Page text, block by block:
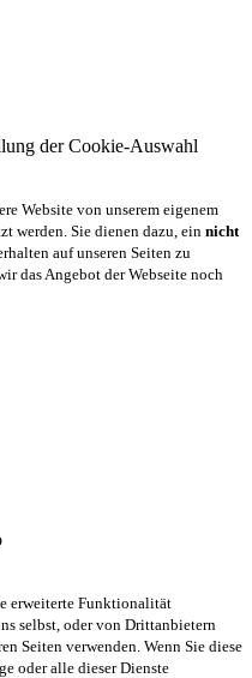
der Cookie-Auswahl
Website von unserem eigenem
werden. Sie dienen dazu, ein nicht
auf unseren Seiten zu
das Angebot der Webseite noch
erweiterte Funktionalität
selbst, oder von Drittanbietern
Seiten verwenden. Wenn Sie diese
oder alle dieser Dienste